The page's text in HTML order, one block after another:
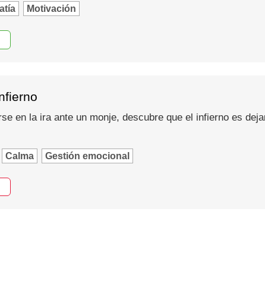
Motivación
en la ira ante un monje, descubre que el infierno es
Calma Gestión emocional